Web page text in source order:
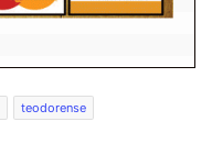
teodorense